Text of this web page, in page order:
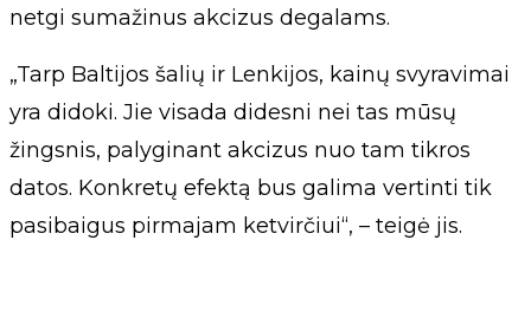
netgi sumažinus akcizus degalams.
„Tarp Baltijos šalių ir Lenkijos, kainų svyravimai
yra didoki. Jie visada didesni nei tas mūsų
žingsnis, palyginant akcizus nuo tam tikros
datos. Konkretų efektą bus galima vertinti tik
pasibaigus pirmajam ketvirčiui“, – teigė jis.